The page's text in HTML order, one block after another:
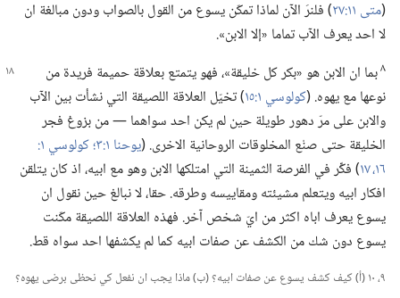
(‏متى ١١:‏٢٧
‏)‏ فلنرَ الآن لماذا تمكّن يسوع من القول بالصواب ودون مبالغة ان
لا احد يعرف الآب تماما «إلا الابن».‏
٨بما ان الابن هو «بكر كل خليقة»،‏ فهو يتمتع بعلاقة حميمة فريدة من
نوعها مع يهوه.‏ (‏كولوسي ١:‏١٥
‏)‏ تخيّل العلاقة اللصيقة التي نشأت بين الآب
والابن على مرّ دهور طويلة حين لم يكن احد سواهما —‏ من بزوغ فجر
الخليقة حتى صنْع المخلوقات الروحانية الاخرى.‏ (‏يوحنا ١:‏٣؛‏
١٦،‏ ١٧
‏)‏ فكِّر في الفرصة الثمينة التي امتلكها الابن وهو مع ابيه،‏ اذ كان يتلقن
افكار ابيه ويتعلم مشيئته ومقاييسه وطرقه.‏ حقا،‏ لا نبالغ حين نقول ان
يسوع يعرف اباه اكثر من ايّ شخص آخر.‏ فهذه العلاقة اللصيقة مكّنت
يسوع دون شك من الكشف عن صفات ابيه كما لم يكشفها احد سواه قط.‏
٩،‏ ١٠ (‏أ)‏ كيف كشف يسوع عن صفات ابيه؟‏ (‏ب)‏ ماذا يجب ان نفعل كي نحظى برضى يهوه؟‏